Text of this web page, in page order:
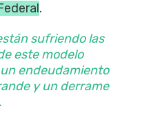
.
sufriendo las
este modelo
endeudamiento
y un derrame